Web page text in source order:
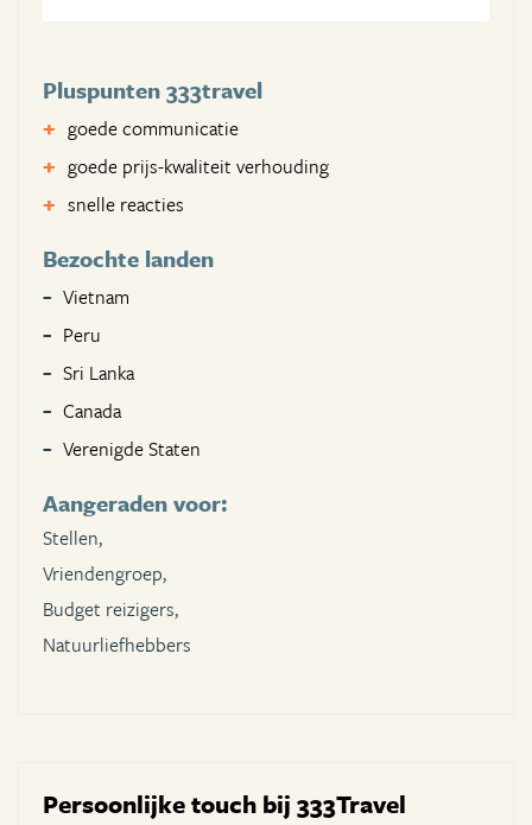
Pluspunten 333travel
goede communicatie
goede prijs-kwaliteit verhouding
snelle reacties
Bezochte landen
Vietnam
Peru
Sri Lanka
Canada
Verenigde Staten
Aangeraden voor:
Stellen,
Vriendengroep,
Budget reizigers,
Natuurliefhebbers
Persoonlijke touch bij 333Travel